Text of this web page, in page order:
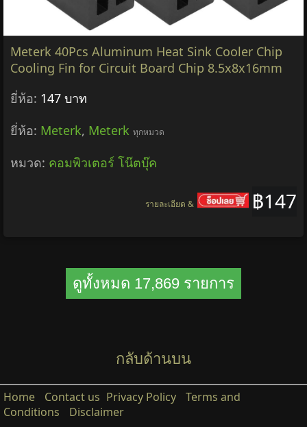
Meterk 40Pcs Aluminum Heat Sink Cooler Chip
Cooling Fin for Circuit Board Chip 8.5x8x16mm
ยี่ห้อ: 147 บาท
ยี่ห้อ: Meterk, Meterk ทุกหมวด
หมวด: คอมพิวเตอร์ โน๊ตบุ๊ค
฿147
รายละเอียด &
ดูทั้งหมด 17,869 รายการ
กลับด้านบน
Home Contact us Privacy Policy
Terms and
Conditions
Disclaimer